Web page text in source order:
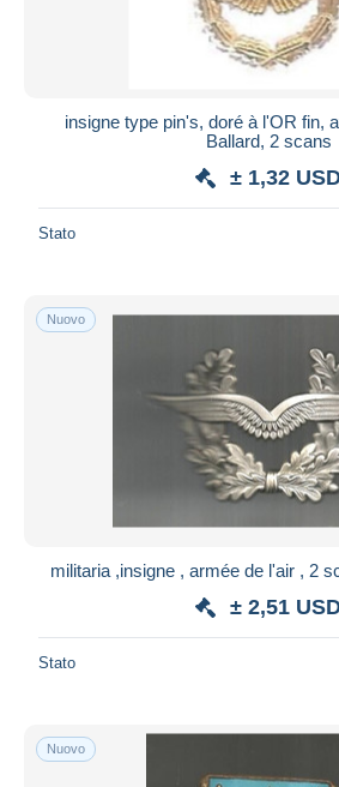
insigne type pin's, doré à l'OR fin,
Ballard, 2 scans
± 1,32
Stato
Nuovo
militaria ,insigne , armée de l'air , 2
± 2,51
Stato
Nuovo